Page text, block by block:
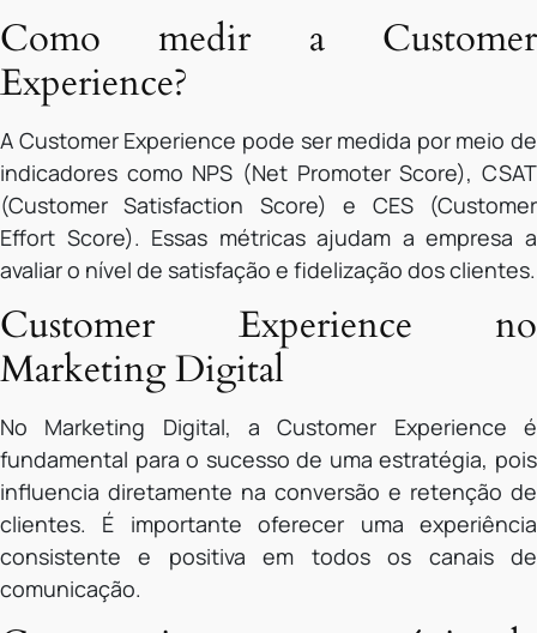
Como medir a Customer
Experience?
A Customer Experience pode ser medida por meio de
indicadores como NPS (Net Promoter Score), CSAT
(Customer Satisfaction Score) e CES (Customer
Effort Score). Essas métricas ajudam a empresa a
avaliar o nível de satisfação e fidelização dos clientes.
Customer Experience no
Marketing Digital
No Marketing Digital, a Customer Experience é
fundamental para o sucesso de uma estratégia, pois
influencia diretamente na conversão e retenção de
clientes. É importante oferecer uma experiência
consistente e positiva em todos os canais de
comunicação.